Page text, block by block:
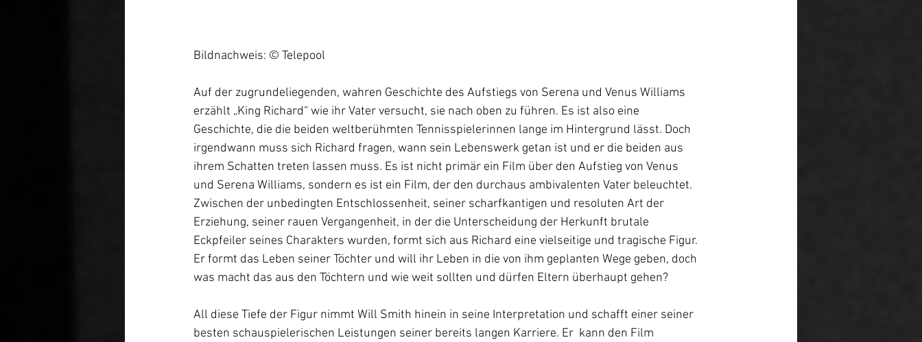
Bildnachweis: © Telepool
Auf der zugrundeliegenden, wahren Geschichte des Aufstiegs von Serena und Venus Williams
erzählt „King Richard“ wie ihr Vater versucht, sie nach oben zu führen. Es ist also eine
Geschichte, die die beiden weltberühmten Tennisspielerinnen lange im Hintergrund lässt. Doch
irgendwann muss sich Richard fragen, wann sein Lebenswerk getan ist und er die beiden aus
ihrem Schatten treten lassen muss. Es ist nicht primär ein Film über den Aufstieg von Venus
und Serena Williams, sondern es ist ein Film, der den durchaus ambivalenten Vater beleuchtet.
Zwischen der unbedingten Entschlossenheit, seiner scharfkantigen und resoluten Art der
Erziehung, seiner rauen Vergangenheit, in der die Unterscheidung der Herkunft brutale
Eckpfeiler seines Charakters wurden, formt sich aus Richard eine vielseitige und tragische Figur.
Er formt das Leben seiner Töchter und will ihr Leben in die von ihm geplanten Wege geben, doch
was macht das aus den Töchtern und wie weit sollten und dürfen Eltern überhaupt gehen?
All diese Tiefe der Figur nimmt Will Smith hinein in seine Interpretation und schafft einer seiner
besten schauspielerischen Leistungen seiner bereits langen Karriere. Er  kann den Film